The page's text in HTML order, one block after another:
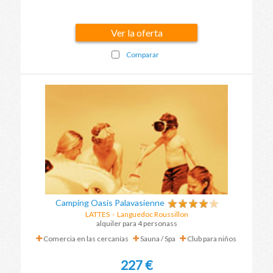
Ver la oferta
Comparar
Camping Oasis Palavasienne
LATTES- Languedoc Roussillon
alquiler para 4 personass
Comercia en las cercanías
Sauna / Spa Club para niños
227 €